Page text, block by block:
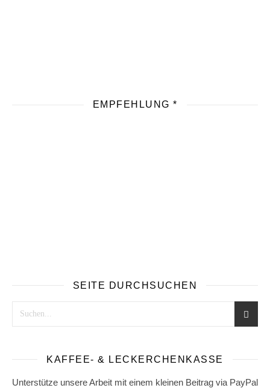
EMPFEHLUNG *
SEITE DURCHSUCHEN
KAFFEE- & LECKERCHENKASSE
Unterstütze unsere Arbeit mit einem kleinen Beitrag via PayPal